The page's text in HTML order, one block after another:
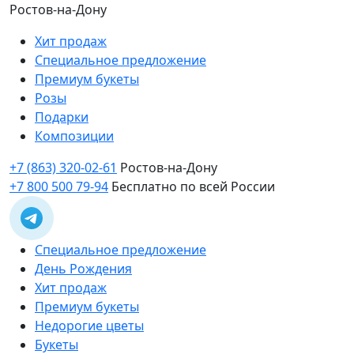
Ростов-на-Дону
Хит продаж
Специальное предложение
Премиум букеты
Розы
Подарки
Композиции
+7 (863) 320-02-61 Ростов-на-Дону
+7 800 500 79-94 Бесплатно по всей России
Специальное предложение
День Рождения
Хит продаж
Премиум букеты
Недорогие цветы
Букеты